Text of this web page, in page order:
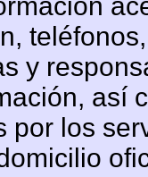
y
así
por los